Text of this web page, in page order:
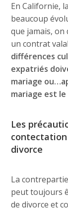
En Californie,
beaucoup
que jamais,
un contrat
différences
expatriés
mariage
mariage est
Les
contectation
divorce
La
peut toujours
de divorce et